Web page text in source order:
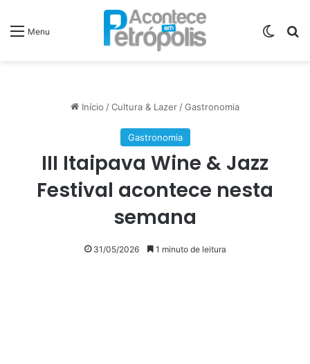
Menu
Início /Cultura & Lazer /Gastronomia
Gastronomia
III Itaipava Wine & Jazz
Festival acontece nesta
semana
31/05/2026 1 minuto de leitura